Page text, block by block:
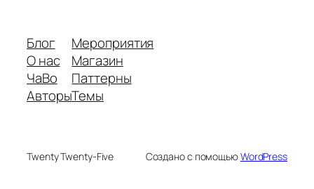
Блог
О нас
ЧаВо
Авторы
Мероприятия
Магазин
Паттерны
Темы
Twenty Twenty-Five Создано с помощьюWordPress